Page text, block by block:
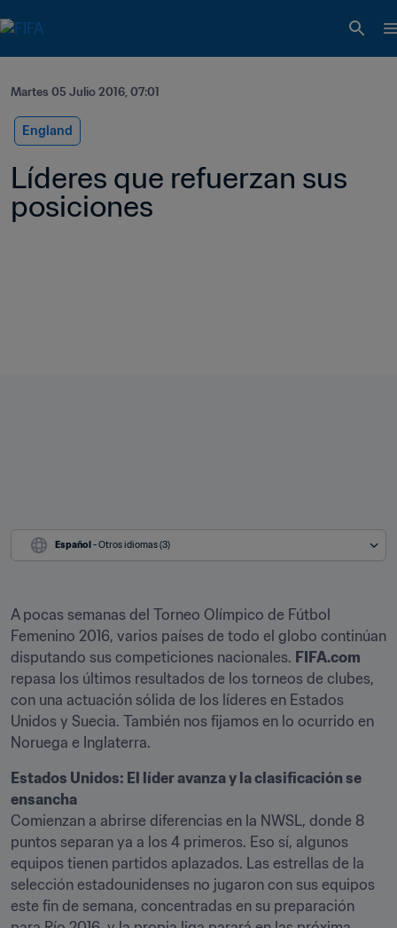
Martes 05 Julio 2016, 07:01
England
Líderes que refuerzan sus
posiciones
Español - Otros idiomas (3)
A pocas semanas del Torneo Olímpico de Fútbol
Femenino 2016, varios países de todo el globo continúan
disputando sus competiciones nacionales.
repasa los últimos resultados de los torneos de clubes,
con una actuación sólida de los líderes en Estados
Unidos y Suecia. También nos fijamos en lo ocurrido en
Noruega e Inglaterra.
Estados Unidos: El líder avanza y la clasificación se
ensancha
Comienzan a abrirse diferencias en la NWSL, donde 8
puntos separan ya a los 4 primeros. Eso sí, algunos
equipos tienen partidos aplazados. Las estrellas de la
selección estadounidenses no jugaron con sus equipos
este fin de semana, concentradas en su preparación